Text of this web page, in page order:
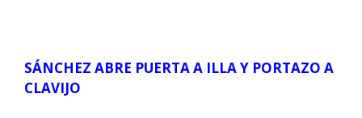
SÁNCHEZ ABRE PUERTA A ILLA Y PORTAZO A
CLAVIJO